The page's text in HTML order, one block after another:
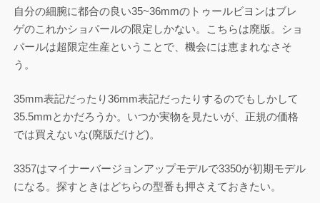
自分の細腕に都合の良い35~36mmのトゥールビヨンはブレ
ゲのこれかショパールの限定しかない。こちらは廃版。ショ
パールは超限定生産ということで、機会には恵まれなさそ
う。
35mm表記だったり36mm表記だったりするのでもしかして
35.5mmとかだろうか。いつか実物を見たいが、正規の価格
では買えないな(廃版だけど)。
3357はマイナーバージョンアップモデルで3350が初期モデル
になる。探すときはどちらの型番も押さえておきたい。